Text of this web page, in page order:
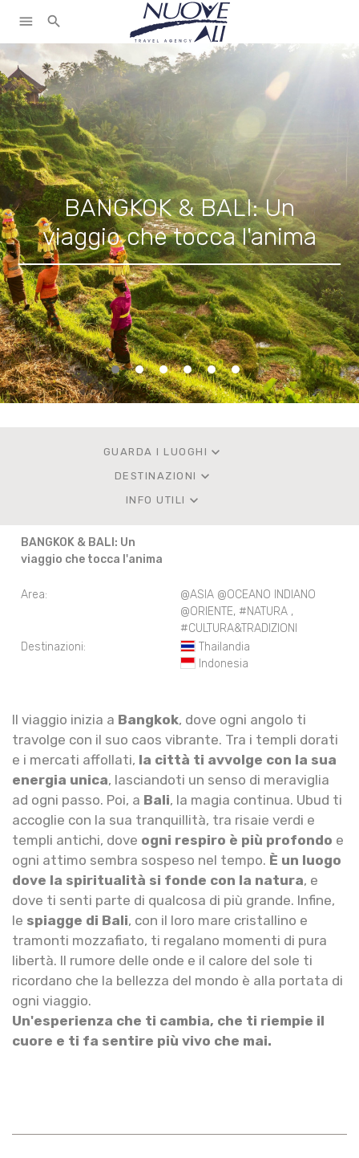
menu search
BANGKOK & BALI: Un
viaggio che tocca l'anima
GUARDA I LUOGHI keyboard_arrow_down
DESTINAZIONI keyboard_arrow_down
INFO UTILI keyboard_arrow_down
BANGKOK & BALI: Un
viaggio che tocca l'anima
Area:
@ASIA @OCEANO INDIANO
@ORIENTE, #NATURA ,
#CULTURA&TRADIZIONI
Destinazioni:
Thailandia
Indonesia
Il viaggio inizia a Bangkok, dove ogni angolo ti
travolge con il suo caos vibrante. Tra i templi dorati
e i mercati affollati, la città ti avvolge con la sua
energia unica, lasciandoti un senso di meraviglia
ad ogni passo. Poi, a Bali, la magia continua. Ubud ti
accoglie con la sua tranquillità, tra risaie verdi e
templi antichi, dove ogni respiro è più profondo e
ogni attimo sembra sospeso nel tempo. È un luogo
dove la spiritualità si fonde con la natura, e
dove ti senti parte di qualcosa di più grande. Infine,
le spiagge di Bali, con il loro mare cristallino e
tramonti mozzafiato, ti regalano momenti di pura
libertà. Il rumore delle onde e il calore del sole ti
ricordano che la bellezza del mondo è alla portata di
ogni viaggio.
Un'esperienza che ti cambia, che ti riempie il
cuore e ti fa sentire più vivo che mai.